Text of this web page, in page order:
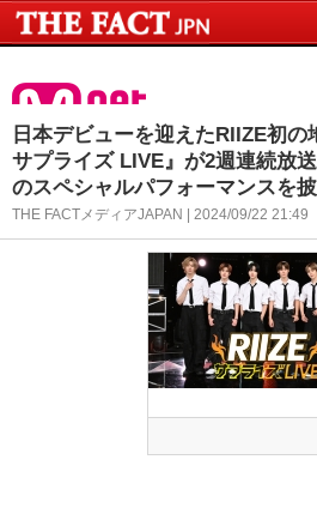
日本デビューを迎えたRIIZE初
サプライズ LIVE』が2週連続放
のスペシャルパフォーマンスを披
THE FACTメディアJAPAN | 2024/09/22 21:49